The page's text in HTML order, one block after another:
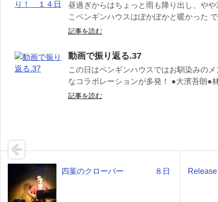
昼過ぎからはちょっと雨も降り出し、や
こペンギンハウスはぽかぽかと暖かった
記事を読む
動画で振り返る.37
この日はペンギンハウスではお馴染みの
なコラボレーションが多発！ ●大濱吾朗●
記事を読む
四葉のクローバー ８日